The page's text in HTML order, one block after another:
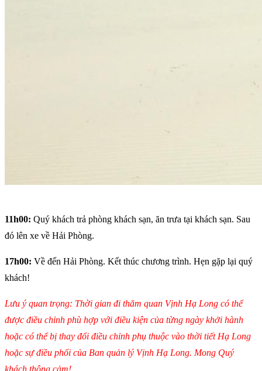
11h00: Quý khách trả phòng khách sạn, ăn trưa tại khách sạn. Sau
đó lên xe về Hải Phòng.
17h00: Về đến Hải Phòng. Kết thúc chương trình. Hẹn gặp lại quý
khách!
Lưu ý quan trọng: Thời gian đi thăm quan Vịnh Hạ Long có thể
được điều chỉnh phù hợp với điều kiện của từng ngày khởi hành
hoặc có thể bị thay đổi điều chỉnh phụ thuộc vào thời tiết Hạ Long
hoặc sự điều phối của Ban quản lý Vịnh Hạ Long. Mong Quý
khách thông cảm!